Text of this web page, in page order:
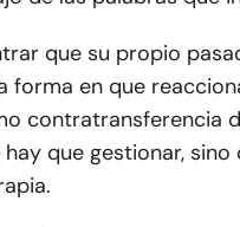
que su propio
forma en que
contratransferencia
que gestionar,